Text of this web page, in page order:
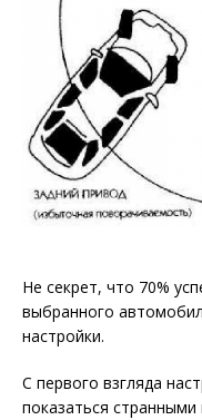
Не секрет, что 70%
выбранного
настройки.
С первого взгляда
показаться